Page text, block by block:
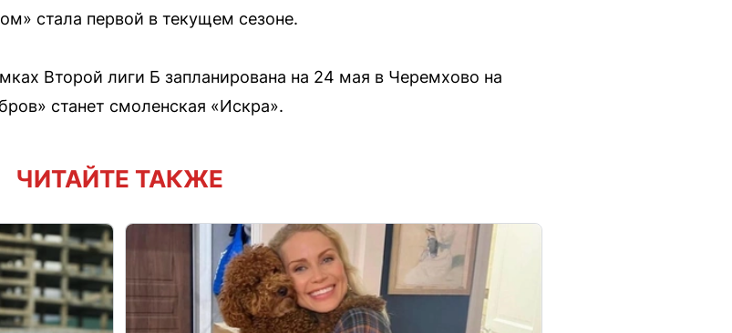
стала первой в текущем сезоне.
Второй лиги Б запланирована на 24 мая в Черемхово на
станет смоленская «Искра».
ЧИТАЙТЕ ТАКЖЕ